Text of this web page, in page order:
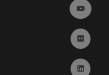
Ir a
Ir a
Ir a